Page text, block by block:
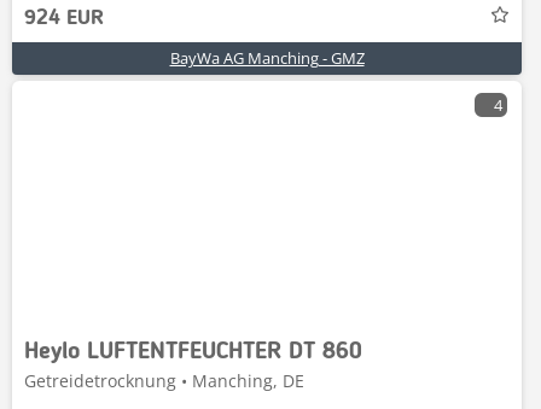
924 EUR
BayWa AG Manching - GMZ
4
Heylo LUFTENTFEUCHTER DT 860
Getreidetrocknung • Manching, DE